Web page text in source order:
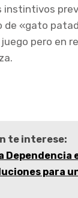
de «gato
pero en
te interese:
Dependencia
para